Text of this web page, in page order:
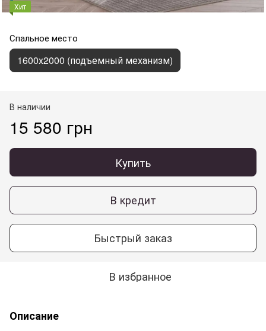
Хит
Спальное место
1600х2000 (подъемный механизм)
В наличии
15 580 грн
Купить
В кредит
Быстрый заказ
В избранное
Описание